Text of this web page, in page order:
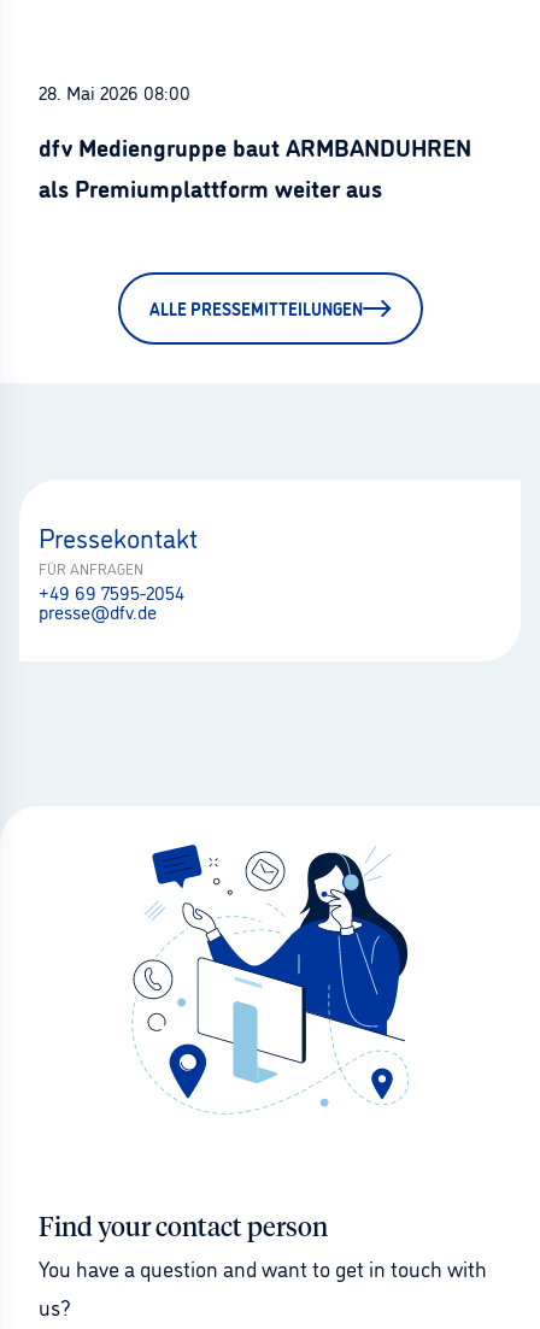
28. Mai 2026 08:00
dfv Mediengruppe baut ARMBANDUHREN
als Premiumplattform weiter aus
ALLE PRESSEMITTEILUNGEN
Pressekontakt
FÜR ANFRAGEN
+49 69 7595-2054
presse@dfv.de
Find your contact person
You have a question and want to get in touch with
us?